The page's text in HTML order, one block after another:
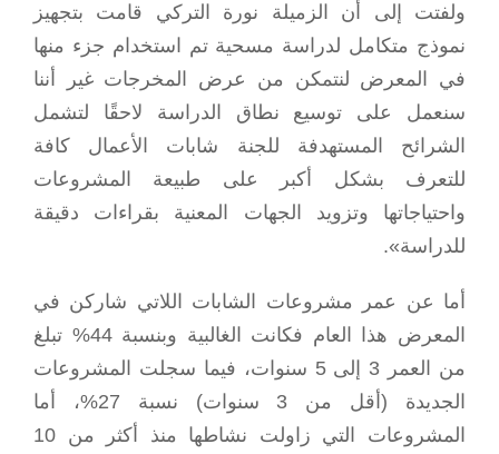
ولفتت إلى أن الزميلة نورة التركي قامت بتجهيز
نموذج متكامل لدراسة مسحية تم استخدام جزء منها
في المعرض لنتمكن من عرض المخرجات غير أننا
سنعمل على توسيع نطاق الدراسة لاحقًا لتشمل
الشرائح المستهدفة للجنة شابات الأعمال كافة
للتعرف بشكل أكبر على طبيعة المشروعات
واحتياجاتها وتزويد الجهات المعنية بقراءات دقيقة
للدراسة».
أما عن عمر مشروعات الشابات اللاتي شاركن في
المعرض هذا العام فكانت الغالبية وبنسبة 44% تبلغ
من العمر 3 إلى 5 سنوات، فيما سجلت المشروعات
الجديدة (أقل من 3 سنوات) نسبة 27%، أما
المشروعات التي زاولت نشاطها منذ أكثر من 10